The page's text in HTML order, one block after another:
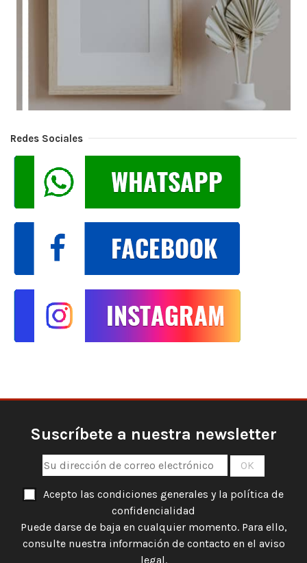
Redes Sociales
Suscríbete a nuestra newsletter
Acepto las condiciones generales y la política de
confidencialidad
Puede darse de baja en cualquier momento. Para ello,
consulte nuestra información de contacto en el aviso
legal.